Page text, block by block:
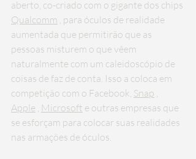
aberto, co-criado com o gigante dos chips
Qualcomm , para óculos de realidade
aumentada que permitirão que as
pessoas misturem o que vêem
naturalmente com um caleidoscópio de
coisas de faz de conta. Isso a coloca em
competição com o Facebook, Snap ,
Apple , Microsoft e outras empresas que
se esforçam para colocar suas realidades
nas armações de óculos.